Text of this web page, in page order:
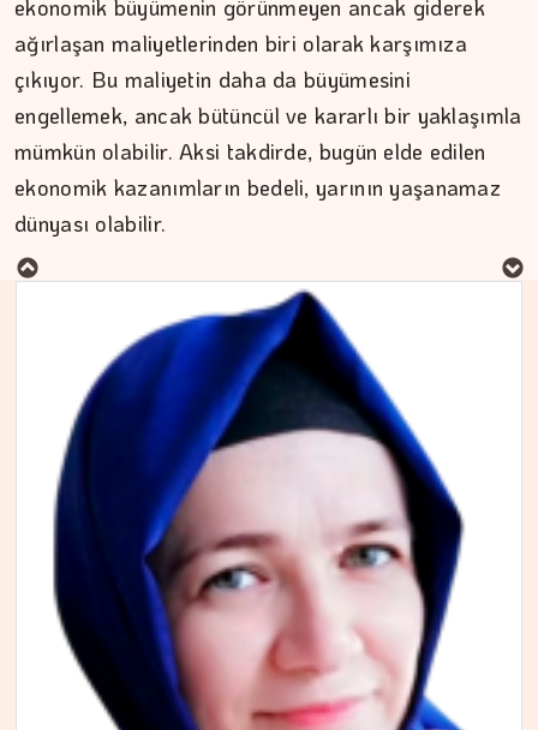
ekonomik büyümenin görünmeyen ancak giderek
ağırlaşan maliyetlerinden biri olarak karşımıza
çıkıyor. Bu maliyetin daha da büyümesini
engellemek, ancak bütüncül ve kararlı bir yaklaşımla
mümkün olabilir. Aksi takdirde, bugün elde edilen
ekonomik kazanımların bedeli, yarının yaşanamaz
dünyası olabilir.
MURAT DOĞAN
Aç kalan sadece mideniz…